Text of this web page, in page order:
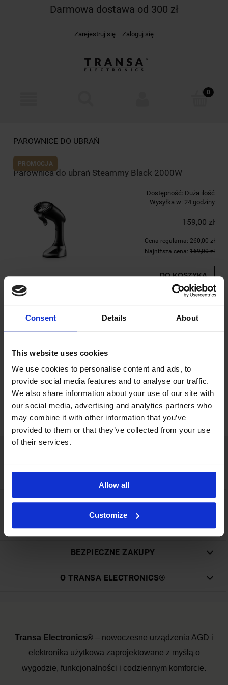
Darmowa dostawa od 300 zł
Consent Details About
This website uses cookies
We use cookies to personalise content and ads, to
provide social media features and to analyse our traffic.
We also share information about your use of our site with
our social media, advertising and analytics partners who
may combine it with other information that you’ve
provided to them or that they’ve collected from your use
of their services.
Allow all
Customize
Zarejestruj się Zaloguj się
PAROWNICE DO UBRAŃ
Parownica do ubrań Steammy Black 2000W
Dostępność: Duża ilość
Wysyłka w: 24 godziny
159,00 zł
Cena regularna: 260,00 zł
Najniższa cena: 169,00 zł
DO KOSZYKA
PROMOCJA
Parownica do ubrań Steammy White 2000W
Najniższa cena:169,00 zł
DO KOSZYKA
PROMOCJA
STREFA KLIENTA
GWARANCJA I ZWROTY
BEZPIECZNE ZAKUPY
O TRANSA ELECTRONICS®
Transa Electronics® – nowoczesne urządzenia AGD i
elektronika użytkowa zaprojektowane z myślą o
wygodzie, funkcjonalności i codziennym komforcie.